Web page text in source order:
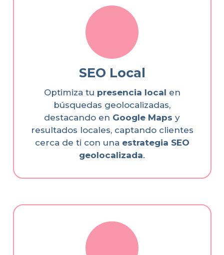
SEO Local
Optimiza tu presencia local en
búsquedas geolocalizadas,
destacando en Google Maps y
resultados locales, captando clientes
cerca de ti con una estrategia SEO
geolocalizada.